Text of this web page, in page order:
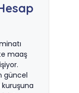
maaş
güncel